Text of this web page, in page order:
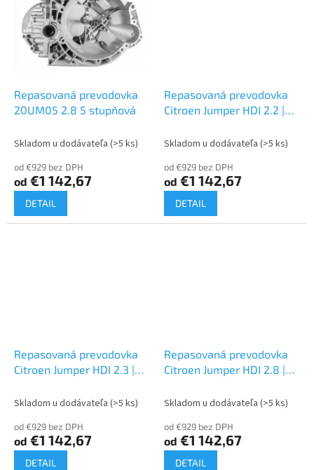
Repasovaná prevodovka
20UM05 2.8 5 stupňová
Skladom u dodávateľa (>5 ks)
od €929 bez DPH
od €1 142,67
DETAIL
Repasovaná prevodovka
Citroen Jumper HDI 2.2 |
Skladom u dodávateľa (>5 ks)
od €929 bez DPH
od €1 142,67
DETAIL
Repasovaná prevodovka
Citroen Jumper HDI 2.3 |
Skladom u dodávateľa (>5 ks)
od €929 bez DPH
od €1 142,67
DETAIL
Repasovaná prevodovka
Citroen Jumper HDI 2.8 |
Skladom u dodávateľa (>5 ks)
od €929 bez DPH
od €1 142,67
DETAIL